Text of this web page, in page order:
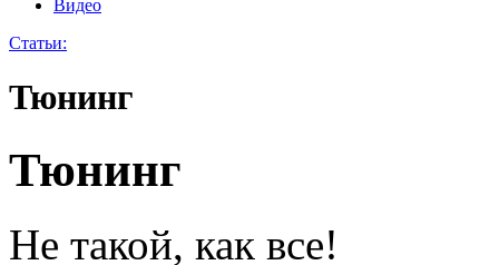
Видео
Статьи:
Тюнинг
Тюнинг
Не такой, как все!